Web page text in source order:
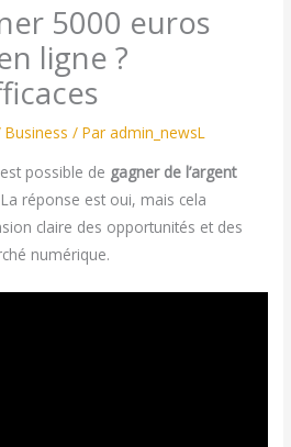
5000 euros
ligne ?
Business / Paradmin_newsL
possible de gagner de l’argent
réponse est oui, mais cela
claire des opportunités et des
numérique.